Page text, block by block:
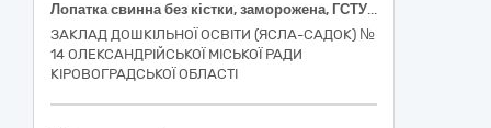
Лопатка свинна без кістки, заморожена, ГСТУ 46.019; Куряча грудка без кістки, заморожена, ДСТУ 3143
ЗАКЛАД ДОШКІЛЬНОЇ ОСВІТИ (ЯСЛА-САДОК) №
14 ОЛЕКСАНДРІЙСЬКОЇ МІСЬКОЇ РАДИ
КІРОВОГРАДСЬКОЇ ОБЛАСТІ